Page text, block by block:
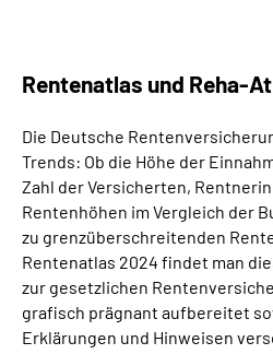
Rentenatlas und Reha-
Die Deutsche
Trends: Ob die Höhe der
Zahl der Versicherten,
Rentenhöhen im Vergleich der
zu grenzüberschreitenden
Rentenatlas 2024 findet man
zur gesetzlichen
grafisch prägnant aufbereitet
Erklärungen und Hinweisen